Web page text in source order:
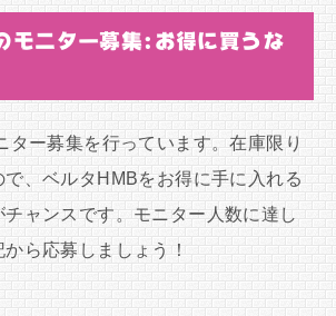
モニター募集:お得に買うな
ター募集を行っています。在庫限り
、ベルタHMBをお得に手に入れる
ャンスです。モニター人数に達し
ら応募しましょう！